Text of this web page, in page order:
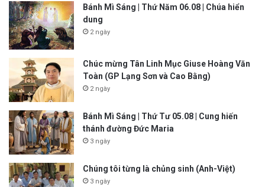
Bánh Mì Sáng | Thứ Năm 06.08 | Chúa hiển
dung
2 ngày
Chúc mừng Tân Linh Mục Giuse Hoàng Văn
Toàn (GP Lạng Sơn và Cao Bằng)
2 ngày
Bánh Mì Sáng | Thứ Tư 05.08 | Cung hiến
thánh đường Đức Maria
3 ngày
Chúng tôi từng là chủng sinh (Anh-Việt)
3 ngày